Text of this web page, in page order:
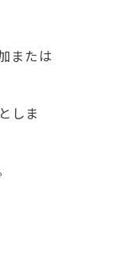
または
しま